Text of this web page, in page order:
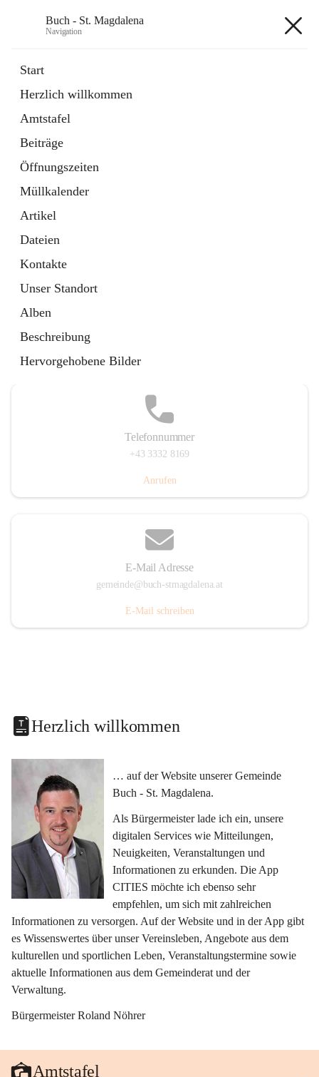
Buch - St. Magdalena
Navigation
Start
Herzlich willkommen
Amtstafel
Beiträge
Öffnungszeiten
Müllkalender
Artikel
Dateien
Kontakte
Unser Standort
Alben
Beschreibung
Hervorgehobene Bilder
11 Schnellzugriffe
Bürgerservice
10 Schnellzugriffe
Telefonnummer
+43 3332 8169
Anrufen
E-Mail Adresse
gemeinde@buch-stmagdalena.at
E-Mail schreiben
Herzlich willkommen
… auf der Website unserer Gemeinde
Buch - St. Magdalena.
Als Bürgermeister lade ich ein, unsere
digitalen Services wie Mitteilungen,
Neuigkeiten, Veranstaltungen und
Informationen zu erkunden. Die App
CITIES möchte ich ebenso sehr
empfehlen, um sich mit zahlreichen
Informationen zu versorgen. Auf der Website und in der App gibt
es Wissenswertes über unser Vereinsleben, Angebote aus dem
kulturellen und sportlichen Leben, Veranstaltungstermine sowie
aktuelle Informationen aus dem Gemeinderat und der
Verwaltung.
Bürgermeister Roland Nöhrer
Amtstafel